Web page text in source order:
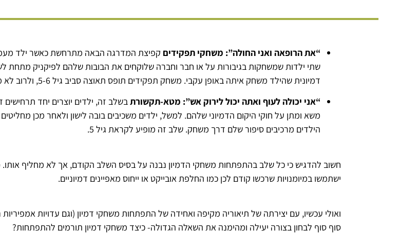
“את הרופאה ואני החולה”: משחקי תפקידים קפיצת המדרגה הבאה מתרחשת כאשר ילד
שתי ילדות שמשחקות בגיבורות על או חבר וחברה שלוקחים את הבובות שלהם לפיקניק מתחת
דמיונית שהילד משחק איתה באופן עקבי. משחק תפקידים תופס תאוצה סביב גיל 5-6, ולרוב לא מופיע אצל ילדים מתחת לגיל 4.
“אני יכולה לעוף ואתה יכול לירוק אש”: מטא-תקשורתבשלב זה, ילדים יוצרים יחד
משא ומתן על חוקי היקום הדמיוני שלהם. למשל, ילדים משכיבים בובה לישון ולאחר מכן
הילדים מרכיבים סיפור שלם דרך משחק. שלב זה מופיע לקראת גיל 5.
חשוב להדגיש כי כל שלב בהתפתחות משחקי הדמיון נבנה על בסיס השלב הקודם, אך לא מחליף אותו.
ישתמשו במיומנויות שרכשו קודם לכן כמו החלפת אובייקט או ייחוס מאפיינים דמיוניים.
ואולי עכשיו, עם יצירתה של תיאוריה מקיפה ואחידה של התפתחות משחקי דמיון (וגם עדויות
סוף סוף לבחון בצורה יעילה ומהימנה את השאלה הגדולה- כיצד משחקי דמיון תורמים להתפתחות?